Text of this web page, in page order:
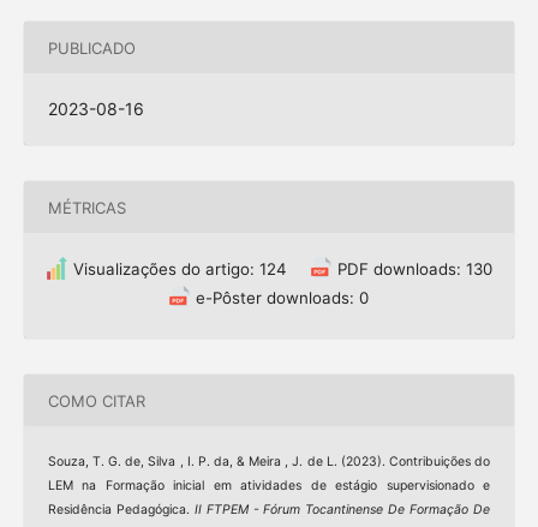
PUBLICADO
2023-08-16
MÉTRICAS
Visualizações do artigo: 124
PDF downloads: 130
e-Pôster downloads: 0
COMO CITAR
Souza, T. G. de, Silva , I. P. da, & Meira , J. de L. (2023). Contribuições do
LEM na Formação inicial em atividades de estágio supervisionado e
Residência Pedagógica. II FTPEM - Fórum Tocantinense De Formação De